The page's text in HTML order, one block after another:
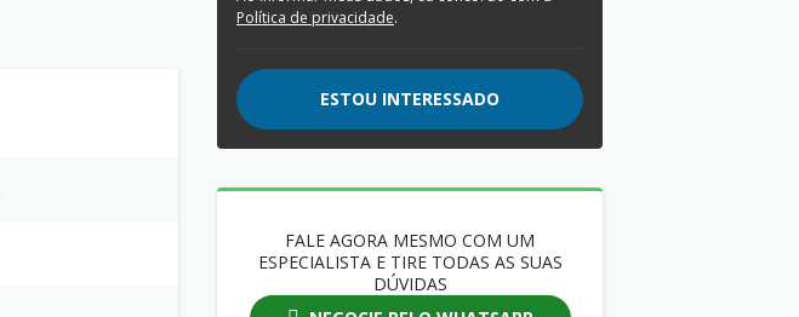
Política de privacidade.
ESTOU INTERESSADO
FALE AGORA MESMO COM UM
ESPECIALISTA E TIRE TODAS AS SUAS
DÚVIDAS